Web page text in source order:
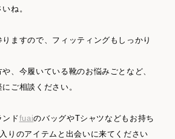
ね。
ますので、フィッティングもしっかり
、今履いている靴のお悩みごとなど、
ご相談ください。
ンドfuaiのバッグやTシャツなどもお持ち
りのアイテムと出会いに来てください